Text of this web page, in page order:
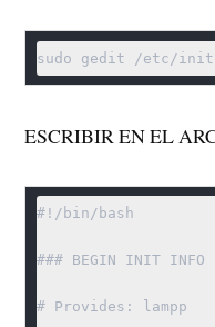
sudo gedit /etc/
ESCRIBIR EN EL
#!/bin/bash
### BEGIN INIT INFO
# Provides: lampp